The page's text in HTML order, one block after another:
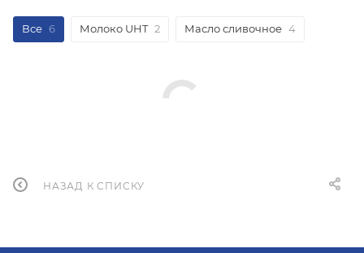
Все 6 Молоко UHT 2 Масло сливочное 4
НАЗАД К СПИСКУ